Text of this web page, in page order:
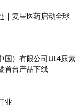
｜复星医药启动全球
国）有限公司UL4尿素
首台产品下线
业